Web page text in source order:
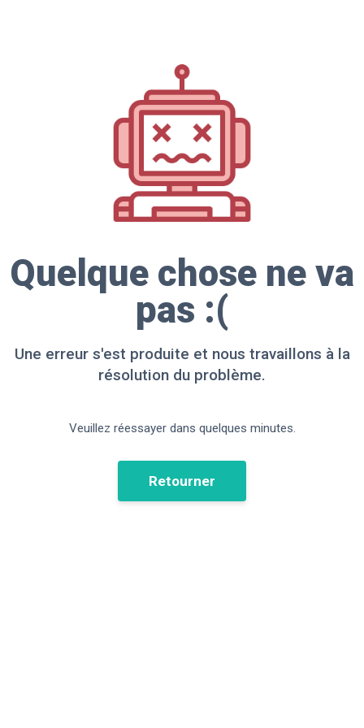
Quelque chose ne va
pas :(
Une erreur s'est produite et nous travaillons à la
résolution du problème.
Veuillez réessayer dans quelques minutes.
Retourner